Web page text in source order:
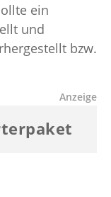
ein
und
bzw.